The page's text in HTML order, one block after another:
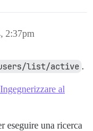
2:37pm
list/active .
Ingegnerizzare al
eseguire una ricerca